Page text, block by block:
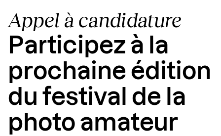
Appel à candidature
Participez à la
prochaine édition
du festival de la
photo amateur